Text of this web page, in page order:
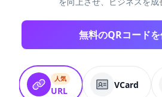
無料のQRコード
人気
URL
VCard